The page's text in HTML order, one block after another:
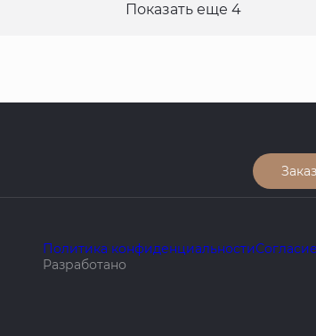
Показать еще 4
Политика конфиденциальности
Разработано